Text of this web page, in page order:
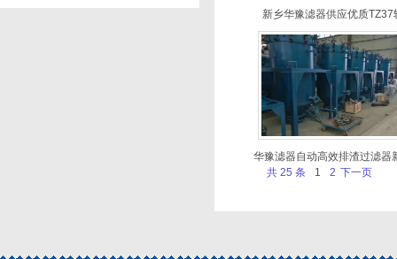
新乡华豫滤器供应优质TZ37
华豫滤器自动高效排渣过滤器
共 25 条
1 2 下一页